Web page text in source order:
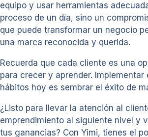
equipo y usar herramientas
proceso de un día, sino un
que puede transformar un negocio
una marca reconocida y querida.
Recuerda que cada cliente es una
para crecer y aprender. Implementar
hábitos hoy es sembrar el éxito de
¿Listo para llevar la atención al
emprendimiento al siguiente nivel y
tus ganancias? Con Yimi, tienes el